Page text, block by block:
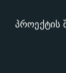
პროექტის